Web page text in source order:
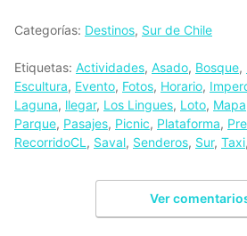
Categorías: Destinos, Sur de Chile
Etiquetas: Actividades, Asado, Bosque,
Escultura, Evento, Fotos, Horario,
Laguna, llegar, Los Lingues, Loto, Mapa
Parque, Pasajes, Picnic, Plataforma,
RecorridoCL, Saval, Senderos, Sur, Taxi,
Ver